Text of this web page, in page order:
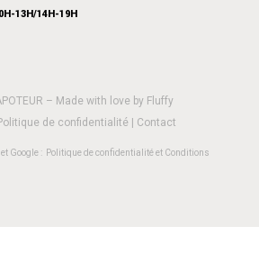
13H/14H-19H
– Made with love by Fluffy
de confidentialité | Contact
Google : Politique de confidentialitéet Conditions